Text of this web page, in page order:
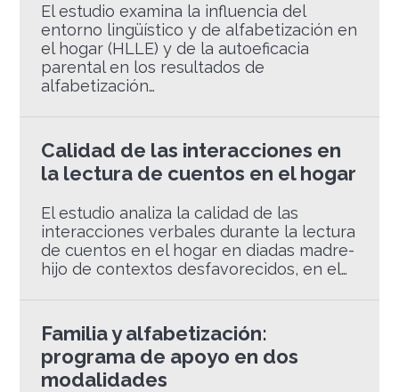
El estudio examina la influencia del
entorno lingüístico y de alfabetización en
el hogar (HLLE) y de la autoeficacia
parental en los resultados de
alfabetización…
Calidad de las interacciones en
la lectura de cuentos en el hogar
El estudio analiza la calidad de las
interacciones verbales durante la lectura
de cuentos en el hogar en diadas madre-
hijo de contextos desfavorecidos, en el…
Familia y alfabetización:
programa de apoyo en dos
modalidades